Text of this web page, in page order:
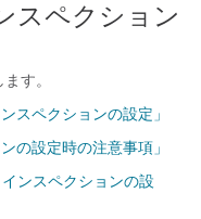
スペクション
す。
スペクションの設定」
の設定時の注意事項」
ンスペクションの設